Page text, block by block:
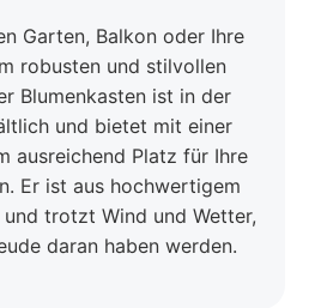
Garten, Balkon oder Ihre
robusten und stilvollen
Blumenkasten ist in der
und bietet mit einer
ausreichend Platz für Ihre
Er ist aus hochwertigem
trotzt Wind und Wetter,
daran haben werden.